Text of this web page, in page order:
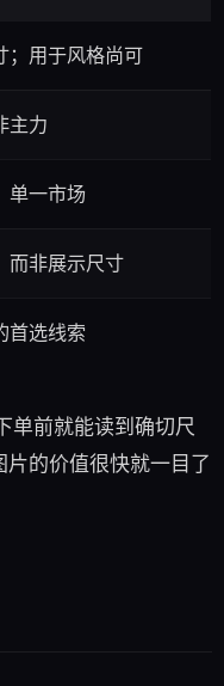
；用于风格尚可
主力
单一市场
而非展示尺寸
首选线索
单前就能读到确切尺
的价值很快就一目了